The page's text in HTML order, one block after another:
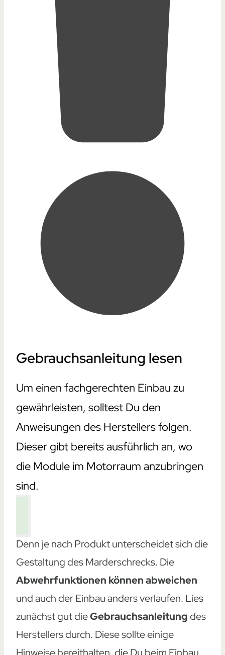
Gebrauchsanleitung lesen
Um einen fachgerechten Einbau zu
gewährleisten, solltest Du den
Anweisungen des Herstellers folgen.
Dieser gibt bereits ausführlich an, wo
die Module im Motorraum anzubringen
sind.
Denn je nach Produkt unterscheidet sich die
Gestaltung des Marderschrecks. Die
Abwehrfunktionen können abweichen
und auch der Einbau anders verlaufen. Lies
zunächst gut dieGebrauchsanleitungdes
Herstellers durch. Diese sollte einige